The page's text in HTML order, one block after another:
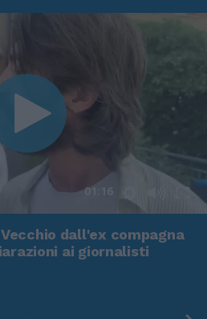
01:16
dall'ex compagna
ai giornalisti